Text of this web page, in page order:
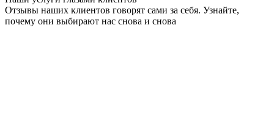
Отзывы наших клиентов говорят сами за себя. Узнайте,
почему они выбирают нас снова и снова